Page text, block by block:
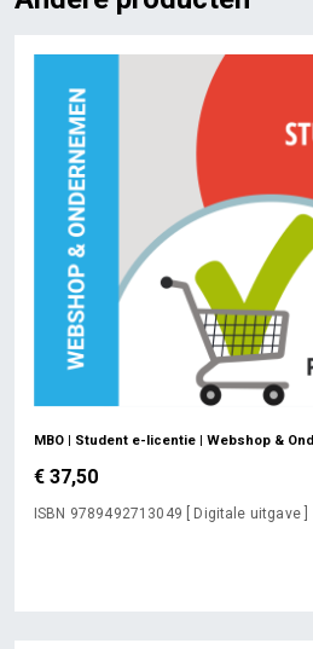
MBO | Student e-licentie | Webshop &
€ 37,50
ISBN 9789492713049 [ Digitale uitgave ]